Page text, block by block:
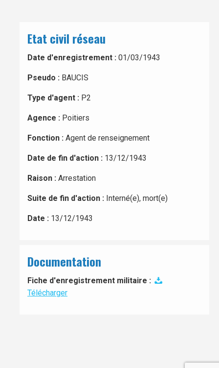
Etat civil réseau
Date d'enregistrement : 01/03/1943
Pseudo : BAUCIS
Type d'agent : P2
Agence : Poitiers
Fonction : Agent de renseignement
Date de fin d'action : 13/12/1943
Raison : Arrestation
Suite de fin d'action : Interné(e), mort(e)
Date : 13/12/1943
Documentation
Fiche d'enregistrement militaire :
Télécharger